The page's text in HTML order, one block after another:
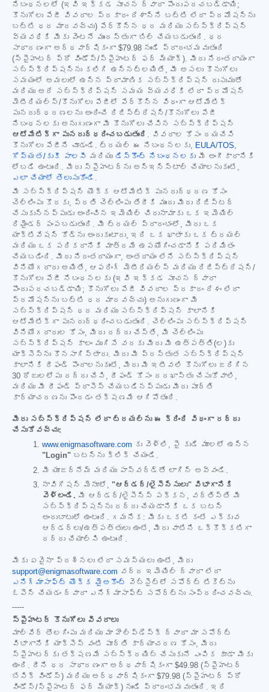
నిబంధనలలో (ఇవి ఇక్కడ సూచన ద్వారా పొందుపరచబడ్డాయి;
కొనుగోలు పేజీ వివరాల ప్రకారం దేశాన్ని బట్టి లేదా ప్రమోషన్‌ను
బట్టి ధర మారవచ్చు) పేర్కొన్న ధర మరియు సబ్‌స్క్రిప్షన్
వ్యవధికి మీకు వెంటనే ముందస్తుగా బిల్ చేయబడుతుంది. ధర
సాధారణంగా అర్ధవార్షికంగా $79.98 నుండి ప్రారంభమవుతుంది
(స్పైహంటర్ ప్రో విండోస్/స్పైహంటర్ ఫర్ మ్యాక్). మీరు నిరంతరాయంగా
సబ్‌స్క్రిప్షన్‌ను కలిగి ఉన్నట్లయితే, మీ అసలు కొనుగోలు
సమయంలో అమలులో ఉన్న ప్రామాణిక సబ్‌స్క్రిప్షన్ రుసుముతో
మరియు అదే సబ్‌స్క్రిప్షన్ సమయ వ్యవధికి లేదా ప్రమోషన్
మెటీరియల్స్/కొనుగోలు పేజీలో పేర్కొన్న విధంగా ఆటోమేటిక్
పునరుద్ధరణలను అందించే రిజిస్ట్రేషన్/కొనుగోలు పేజీ
నిబంధనలకు అనుగుణంగా మీ కొనుగోలు చేసిన సబ్‌స్క్రిప్షన్
ఆటోమేటిక్‌గా పునరుద్ధరించబడుతుంది . వివరాల కోసం దయచేసి
కొనుగోలు పేజీని చూడండి. ట్రయల్ ఈ నిబంధనలకు, EULA/TOS,
గోప్యత/కుకీ పాలసీ మరియు డిస్కౌంట్ నిబంధనలకు మీ అంగీకారానికి
లోబడి ఉంటుంది. మీరు స్పైహంటర్‌ను అన్‌ఇన్‌స్టాల్ చేయాలనుకుంటే,
ఎలా చేయాలో తెలుసుకోండి .
మీ సబ్‌స్క్రిప్షన్ యొక్క ఆటోమేటిక్ పునరుద్ధరణ కోసం
చెల్లింపు కొరకు, ప్రతి చెల్లింపు తేదీకి ముందు మీరు రిజిస్టర్
చేసుకున్నప్పుడు అందించిన ఇమెయిల్ చిరునామాకు ఒక ఇమెయిల్
రిమైండర్ పంపబడుతుంది. మీ ట్రయల్ ప్రారంభంలో, మీరు ఒక
యాక్టివేషన్ కోడ్‌ను అందుకుంటారు, ఇది ఒక ఖాతాకు ఒక ట్రయల్
మరియు ఒక పరికరానికి మాత్రమే ఉపయోగించడానికి పరిమితం
చేయబడింది. మీరు నిరంతరాయంగా, అంతరాయం లేని సబ్‌స్క్రిప్షన్
వినియోగదారు అయితే, ఆఫరింగ్ మెటీరియల్స్ మరియు రిజిస్ట్రేషన్/
కొనుగోలు పేజీ నిబంధనలకు (ఇవి ఇక్కడ సూచన ద్వారా
పొందుపరచబడ్డాయి; కొనుగోలు పేజీ వివరాల ప్రకారం దేశం లేదా
ప్రమోషన్‌ను బట్టి ధర మారవచ్చు) అనుగుణంగా మీ
సబ్‌స్క్రిప్షన్ ధర మరియు సబ్‌స్క్రిప్షన్ కాలానికి
ఆటోమేటిక్‌గా పునరుద్ధరించబడుతుంది. చెల్లింపు సబ్‌స్క్రిప్షన్
వినియోగదారుల కోసం, మీరు రద్దు చేస్తే, మీ చెల్లింపు
సబ్‌స్క్రిప్షన్ కాలం ముగిసే వరకు మీరు మీ ఉత్పత్తి(ల)కు
యాక్సెస్‌ను కొనసాగిస్తారు. మీరు మీ ప్రస్తుత సబ్‌స్క్రిప్షన్
కాలానికి రీఫండ్ పొందాలనుకుంటే, మీరు మీ ఇటీవలి కొనుగోలు జరిగిన
30 రోజులలోపు రద్దు చేసి, రీఫండ్ కోసం దరఖాస్తు చేసుకోవాలి,
మరియు మీ రీఫండ్ ప్రాసెస్ చేయబడినప్పుడు మీరు పూర్తి
కార్యాచరణను పొందడం తక్షణమే ఆగిపోతుంది.
మీరు సబ్‌స్క్రిప్షన్ లేదా ట్రయల్‌ను ఈ క్రింది విధంగా రద్దు
చేసుకోవచ్చు:
www.enigmasoftware.com కు వెళ్లి, పై కుడి మూలలో ఉన్న
"Login" బటన్‌ను క్లిక్ చేయండి.
మీ యూజర్‌నేమ్ మరియు పాస్‌వర్డ్‌తో లాగిన్ అవ్వండి.
నావిగేషన్ మెనూలో, "ఆర్డర్/లైసెన్సులు" విభాగానికి
వెళ్లండి. మీ ఆర్డర్/లైసెన్స్ పక్కన, వర్తిస్తే మీ
సబ్‌స్క్రిప్షన్‌ను రద్దు చేయడానికి ఒక బటన్
అందుబాటులో ఉంటుంది. గమనిక: మీకు ఒకటి కంటే ఎక్కువ
ఆర్డర్‌లు/ఉత్పత్తులు ఉంటే, మీరు వాటిని ఒక్కొక్కటిగా
రద్దు చేయాల్సి ఉంటుంది.
మీకు ఏవైనా ప్రశ్నలు లేదా సమస్యలు ఉంటే, మీరు
support@enigmasoftware.com వద్ద ఇమెయిల్ ద్వారా లేదా
ఎనిగ్మాసాఫ్ట్ యొక్క మైఅకౌంట్
వెబ్‌సైట్‌లో సపోర్ట్ టికెట్‌ను
ఓపెన్ చేయడం ద్వారా ఎనిగ్మాసాఫ్ట్ సపోర్ట్‌ను సంప్రదించవచ్చు.
-----
స్పైహంటర్ కొనుగోలు వివరాలు
మాల్‌వేర్ తొలగింపు మరియు మా హెల్ప్‌డెస్క్ ద్వారా మా సపోర్ట్
విభాగానికి యాక్సెస్ వంటి పూర్తి కార్యాచరణ కోసం, మీరు
స్పైహంటర్‌కు తక్షణమే సబ్‌స్క్రయిబ్ చేసుకునే ఎంపిక కూడా మీకు
ఉంది. దీని ధర సాధారణంగా అర్ధవార్షికంగా $49.98 (స్పైహంటర్
బేసిక్ విండోస్) మరియు అర్ధవార్షికంగా $79.98 (స్పైహంటర్ ప్రో
విండోస్/స్పైహంటర్ ఫర్ మ్యాక్) నుండి ప్రారంభమవుతుంది. ఇది